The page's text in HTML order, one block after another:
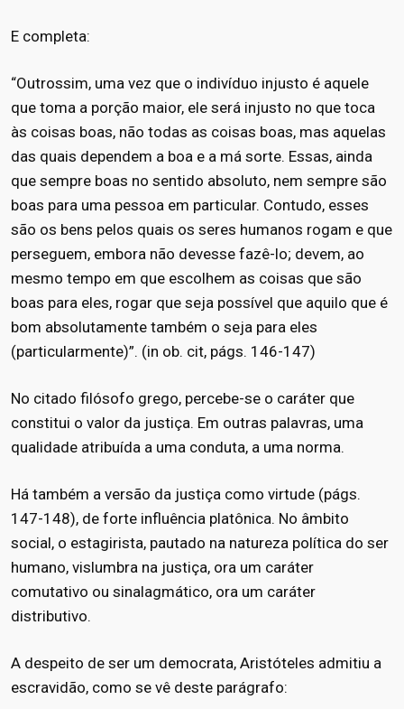
E completa:
“Outrossim, uma vez que o indivíduo injusto é aquele
que toma a porção maior, ele será injusto no que toca
às coisas boas, não todas as coisas boas, mas aquelas
das quais dependem a boa e a má sorte. Essas, ainda
que sempre boas no sentido absoluto, nem sempre são
boas para uma pessoa em particular. Contudo, esses
são os bens pelos quais os seres humanos rogam e que
perseguem, embora não devesse fazê-lo; devem, ao
mesmo tempo em que escolhem as coisas que são
boas para eles, rogar que seja possível que aquilo que é
bom absolutamente também o seja para eles
(particularmente)”. (in ob. cit, págs. 146-147)
No citado filósofo grego, percebe-se o caráter que
constitui o valor da justiça. Em outras palavras, uma
qualidade atribuída a uma conduta, a uma norma.
Há também a versão da justiça como virtude (págs.
147-148), de forte influência platônica. No âmbito
social, o estagirista, pautado na natureza política do ser
humano, vislumbra na justiça, ora um caráter
comutativo ou sinalagmático, ora um caráter
distributivo.
A despeito de ser um democrata, Aristóteles admitiu a
escravidão, como se vê deste parágrafo: